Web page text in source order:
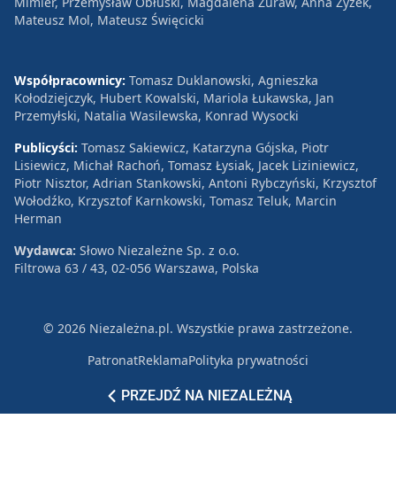
PRZEJDŹ NA NIEZALEŻNĄ
Mateusz Mol, Mateusz Święcicki
Współpracownicy: Tomasz Duklanowski, Agnieszka
Kołodziejczyk, Hubert Kowalski, Mariola Łukawska, Jan
Przemyłski, Natalia Wasilewska, Konrad Wysocki
Publicyści: Tomasz Sakiewicz, Katarzyna Gójska, Piotr
Lisiewicz, Michał Rachoń, Tomasz Łysiak, Jacek Liziniewicz,
Piotr Nisztor, Adrian Stankowski, Antoni Rybczyński, Krzysztof
Wołodźko, Krzysztof Karnkowski, Tomasz Teluk, Marcin
Herman
Wydawca: Słowo Niezależne Sp. z o.o.
Filtrowa 63 / 43, 02-056 Warszawa, Polska
© 2026 Niezależna.pl. Wszystkie prawa zastrzeżone.
PatronatReklamaPolityka prywatności